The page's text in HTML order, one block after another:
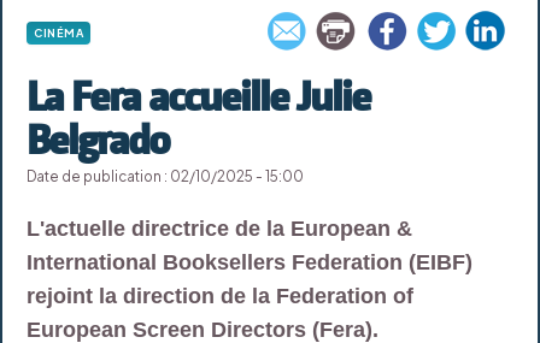
CINÉMA
La Fera accueille Julie
Belgrado
Date de publication : 02/10/2025 - 15:00
L'actuelle directrice de la European &
International Booksellers Federation (EIBF)
rejoint la direction de la Federation of
European Screen Directors (Fera).